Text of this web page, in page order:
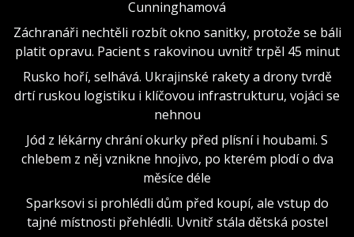
Cunninghamová
Záchranáři nechtěli rozbít okno sanitky, protože se báli
platit opravu. Pacient s rakovinou uvnitř trpěl 45 minut
Rusko hoří, selhává. Ukrajinské rakety a drony tvrdě
drtí ruskou logistiku i klíčovou infrastrukturu, vojáci se
nehnou
Jód z lékárny chrání okurky před plísní i houbami. S
chlebem z něj vznikne hnojivo, po kterém plodí o dva
měsíce déle
Sparksovi si prohlédli dům před koupí, ale vstup do
tajné místnosti přehlédli. Uvnitř stála dětská postel